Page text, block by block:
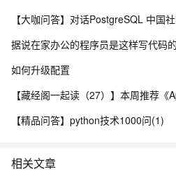
据说在家办公的程序员是这样写代码的
如何升级配置
【精品问答】python技术1000问(1)
相关文章